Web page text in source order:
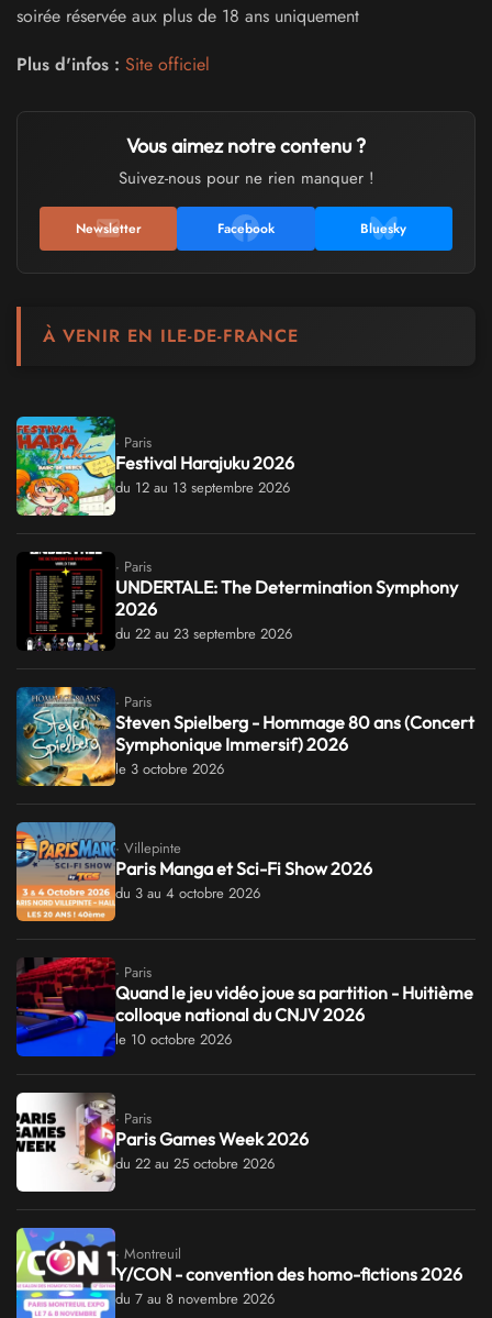
soirée réservée aux plus de 18 ans uniquement
Plus d'infos : Site officiel
Vous aimez notre contenu ?
Suivez-nous pour ne rien manquer !
Newsletter Facebook Bluesky
À VENIR EN ILE-DE-FRANCE
· Paris
Festival Harajuku 2026
du 12 au 13 septembre 2026
· Paris
UNDERTALE: The Determination Symphony
2026
du 22 au 23 septembre 2026
· Paris
Steven Spielberg - Hommage 80 ans (Concert
Symphonique Immersif) 2026
le 3 octobre 2026
· Villepinte
Paris Manga et Sci-Fi Show 2026
du 3 au 4 octobre 2026
· Paris
Quand le jeu vidéo joue sa partition - Huitième
colloque national du CNJV 2026
le 10 octobre 2026
· Paris
Paris Games Week 2026
du 22 au 25 octobre 2026
· Montreuil
Y/CON - convention des homo-fictions 2026
du 7 au 8 novembre 2026